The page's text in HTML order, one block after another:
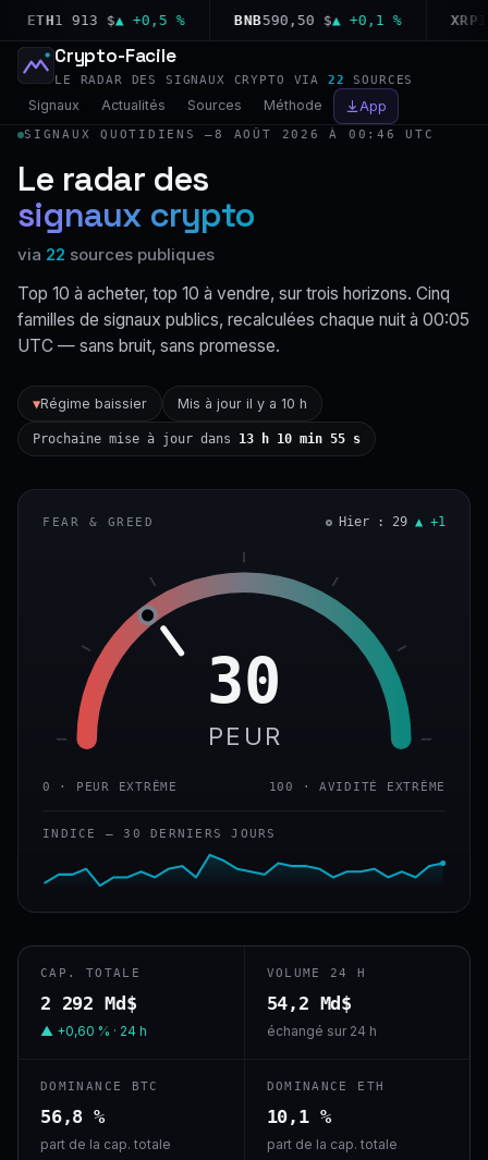
ETH1 913 $▲ +0,5 % BNB590,50 $▲ +0,1 % XRP
Crypto-Facile
LE RADAR DES SIGNAUX CRYPTO VIA 22 SOURCES
Signaux Actualités Sources Méthode App
SIGNAUX QUOTIDIENS —8 AOÛT 2026 À 00:46 UTC
Le radar des
signaux crypto
via 22 sources publiques
Top 10 à acheter, top 10 à vendre, sur trois horizons. Cinq
familles de signaux publics, recalculées chaque nuit à 00:05
UTC — sans bruit, sans promesse.
▼Régime baissier Mis à jour il y a 10 h
Prochaine mise à jour dans 13 h 10 min 54 s
FEAR & GREED Hier : 29 ▲ +1
30
PEUR
0 · PEUR EXTRÊME 100 · AVIDITÉ EXTRÊME
INDICE — 30 DERNIERS JOURS
CAP. TOTALE
2 292 Md$
▲ +0,60 % · 24 h
VOLUME 24 H
54,2 Md$
échangé sur 24 h
DOMINANCE BTC
56,8 %
part de la cap. totale
DOMINANCE ETH
10,1 %
part de la cap. totale